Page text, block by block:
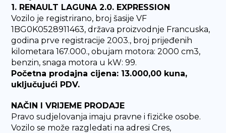
1. RENAULT LAGUNA 2.0. EXPRESSION
Vozilo je registrirano, broj šasije VF
1BG0K0528911463, država proizvodnje Francuska,
godina prve registracije 2003., broj prijeđenih
kilometara 167.000., obujam motora: 2000 cm3,
benzin, snaga motora u kW: 99.
Početna prodajna cijena: 13.000,00 kuna,
uključujući PDV.
NAČIN I VRIJEME PRODAJE
Pravo sudjelovanja imaju pravne i fizičke osobe.
Vozilo se može razgledati na adresi Cres,